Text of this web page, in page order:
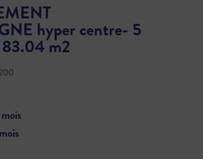
hyper centre- 5
m2